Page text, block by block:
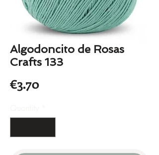
Algodoncito de Rosas
Crafts 133
€3.70Price